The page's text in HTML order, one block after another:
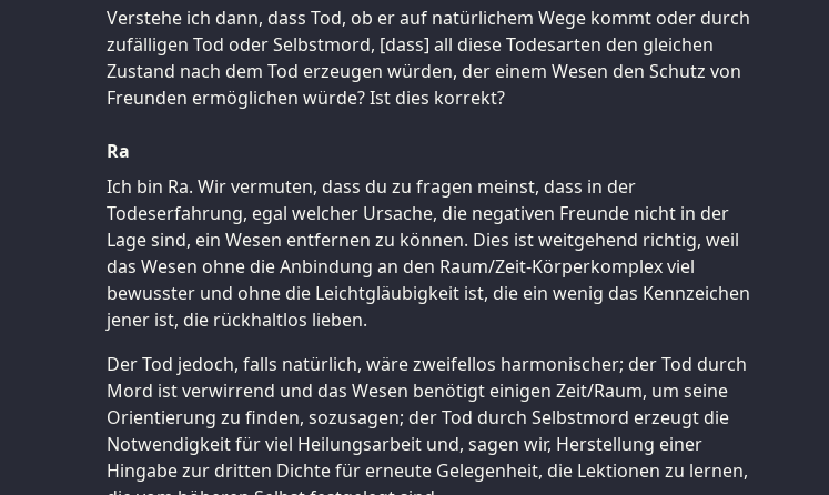
Verstehe ich dann, dass Tod, ob er auf natürlichem Wege kommt oder durch
zufälligen Tod oder Selbstmord, [dass] all diese Todesarten den gleichen
Zustand nach dem Tod erzeugen würden, der einem Wesen den Schutz von
Freunden ermöglichen würde? Ist dies korrekt?
Ra
Ich bin Ra. Wir vermuten, dass du zu fragen meinst, dass in der
Todeserfahrung, egal welcher Ursache, die negativen Freunde nicht in der
Lage sind, ein Wesen entfernen zu können. Dies ist weitgehend richtig, weil
das Wesen ohne die Anbindung an den Raum/Zeit-Körperkomplex viel
bewusster und ohne die Leichtgläubigkeit ist, die ein wenig das Kennzeichen
jener ist, die rückhaltlos lieben.
Der Tod jedoch, falls natürlich, wäre zweifellos harmonischer; der Tod durch
Mord ist verwirrend und das Wesen benötigt einigen Zeit/Raum, um seine
Orientierung zu finden, sozusagen; der Tod durch Selbstmord erzeugt die
Notwendigkeit für viel Heilungsarbeit und, sagen wir, Herstellung einer
Hingabe zur dritten Dichte für erneute Gelegenheit, die Lektionen zu lernen,